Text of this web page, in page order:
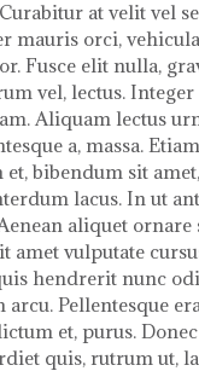
at velit vel
mauris orci,
Fusce elit nulla,
vel, lectus.
Aliquam lectus
a, massa.
bibendum sit
lacus. In ut
aliquet ornare
amet vulputate
hendrerit nunc
Pellentesque
et, purus.
quis, rutrum ut,